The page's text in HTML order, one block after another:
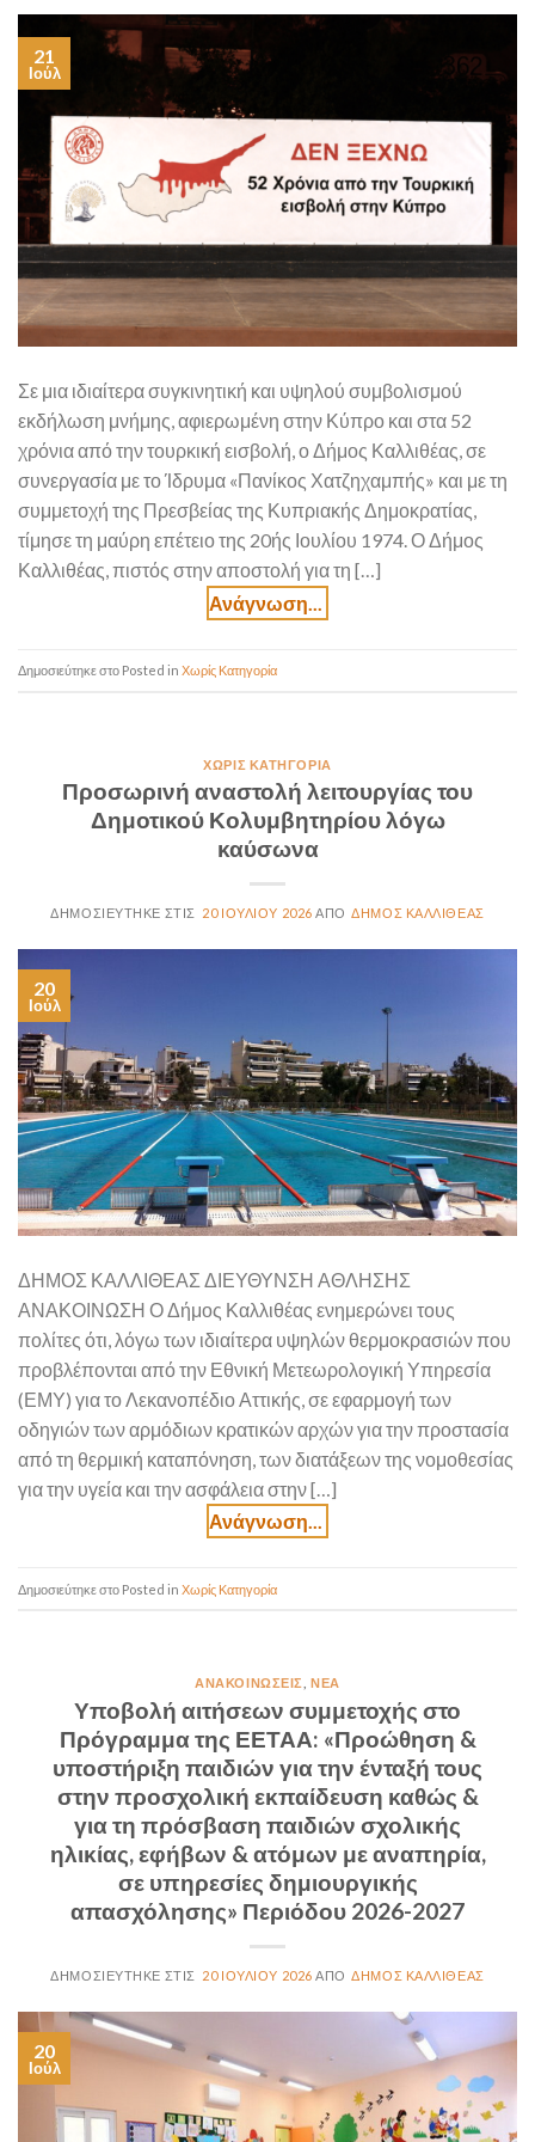
21
Ιούλ
Σε μια ιδιαίτερα συγκινητική και υψηλού συμβολισμού
εκδήλωση μνήμης, αφιερωμένη στην Κύπρο και στα 52
χρόνια από την τουρκική εισβολή, ο Δήμος Καλλιθέας, σε
συνεργασία με το Ίδρυμα «Πανίκος Χατζηχαμπής» και με τη
συμμετοχή της Πρεσβείας της Κυπριακής Δημοκρατίας,
τίμησε τη μαύρη επέτειο της 20ής Ιουλίου 1974. Ο Δήμος
Καλλιθέας, πιστός στην αποστολή για τη […]
Posted in Χωρίς Κατηγορία
ΧΩΡΊΣ ΚΑΤΗΓΟΡΊΑ
Προσωρινή αναστολή λειτουργίας του
Δημοτικού Κολυμβητηρίου λόγω
καύσωνα
20 ΙΟΥΛΊΟΥ 2026 ΔΉΜΟΣ ΚΑΛΛΙΘΈΑΣ
20
Ιούλ
ΔΗΜΟΣ ΚΑΛΛΙΘΕΑΣ ΔΙΕΥΘΥΝΣΗ ΑΘΛΗΣΗΣ
ΑΝΑΚΟΙΝΩΣΗ Ο Δήμος Καλλιθέας ενημερώνει τους
πολίτες ότι, λόγω των ιδιαίτερα υψηλών θερμοκρασιών που
προβλέπονται από την Εθνική Μετεωρολογική Υπηρεσία
(ΕΜΥ) για το Λεκανοπέδιο Αττικής, σε εφαρμογή των
οδηγιών των αρμόδιων κρατικών αρχών για την προστασία
από τη θερμική καταπόνηση, των διατάξεων της νομοθεσίας
για την υγεία και την ασφάλεια στην […]
Posted in Χωρίς Κατηγορία
ΑΝΑΚΟΙΝΏΣΕΙΣ ,ΝΈΑ
Υποβολή αιτήσεων συμμετοχής στο
Πρόγραμμα της ΕΕΤΑΑ: «Προώθηση &
υποστήριξη παιδιών για την ένταξή τους
στην προσχολική εκπαίδευση καθώς &
για τη πρόσβαση παιδιών σχολικής
ηλικίας, εφήβων & ατόμων με αναπηρία,
σε υπηρεσίες δημιουργικής
απασχόλησης» Περιόδου 2026-2027
20 ΙΟΥΛΊΟΥ 2026 ΔΉΜΟΣ ΚΑΛΛΙΘΈΑΣ
20
Ιούλ